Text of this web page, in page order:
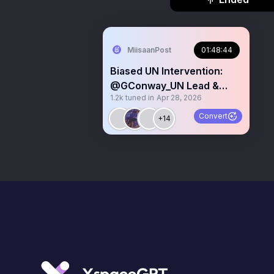
MiisaanPost 01:48:44
Biased UN Intervention:
@GConway_UN Lead &
#NorthEastern State of 🇸🇴
1.2k tuned in Apr 28, 2026
+14 Convert